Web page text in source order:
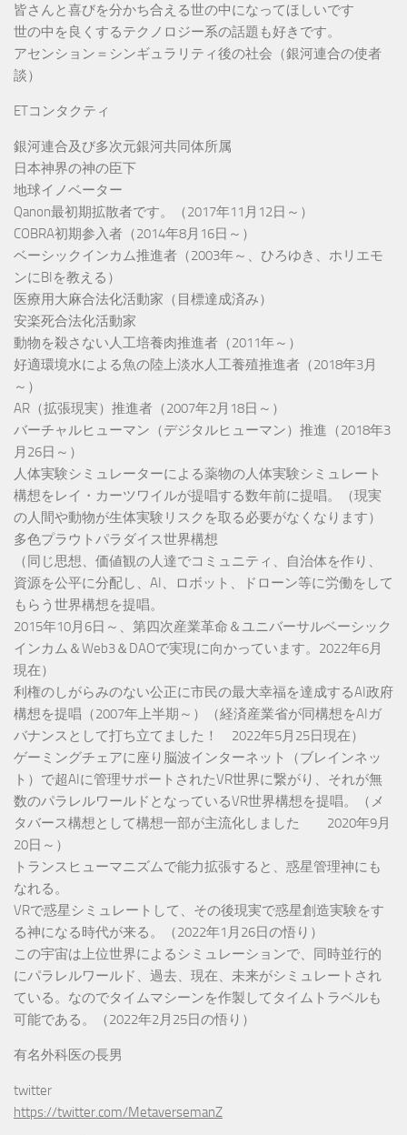
皆さんと喜びを分かち合える世の中になってほしいです
世の中を良くするテクノロジー系の話題も好きです。
アセンション＝シンギュラリティ後の社会（銀河連合の使者
談）
ETコンタクティ
銀河連合及び多次元銀河共同体所属
日本神界の神の臣下
地球イノベーター
Qanon最初期拡散者です。（2017年11月12日～）
COBRA初期参入者（2014年8月16日～）
ベーシックインカム推進者（2003年～、ひろゆき、ホリエモ
ンにBIを教える）
医療用大麻合法化活動家（目標達成済み）
安楽死合法化活動家
動物を殺さない人工培養肉推進者（2011年～）
好適環境水による魚の陸上淡水人工養殖推進者（2018年3月
～）
AR（拡張現実）推進者（2007年2月18日～）
バーチャルヒューマン（デジタルヒューマン）推進（2018年3
月26日～）
人体実験シミュレーターによる薬物の人体実験シミュレート
構想をレイ・カーツワイルが提唱する数年前に提唱。（現実
の人間や動物が生体実験リスクを取る必要がなくなります）
多色プラウトパラダイス世界構想
（同じ思想、価値観の人達でコミュニティ、自治体を作り、
資源を公平に分配し、AI、ロボット、ドローン等に労働をして
もらう世界構想を提唱。
2015年10月6日～、第四次産業革命＆ユニバーサルベーシック
インカム＆Web3＆DAOで実現に向かっています。2022年6月
現在）
利権のしがらみのない公正に市民の最大幸福を達成するAI政府
構想を提唱（2007年上半期～）（経済産業省が同構想をAIガ
バナンスとして打ち立てました！ 2022年5月25日現在）
ゲーミングチェアに座り脳波インターネット（ブレインネッ
ト）で超AIに管理サポートされたVR世界に繋がり、それが無
数のパラレルワールドとなっているVR世界構想を提唱。（メ
タバース構想として構想一部が主流化しました 2020年9月
20日～）
トランスヒューマニズムで能力拡張すると、惑星管理神にも
なれる。
VRで惑星シミュレートして、その後現実で惑星創造実験をす
る神になる時代が来る。（2022年1月26日の悟り）
この宇宙は上位世界によるシミュレーションで、同時並行的
にパラレルワールド、過去、現在、未来がシミュレートされ
ている。なのでタイムマシーンを作製してタイムトラベルも
可能である。（2022年2月25日の悟り）
有名外科医の長男
twitter
https://twitter.com/MetaversemanZ